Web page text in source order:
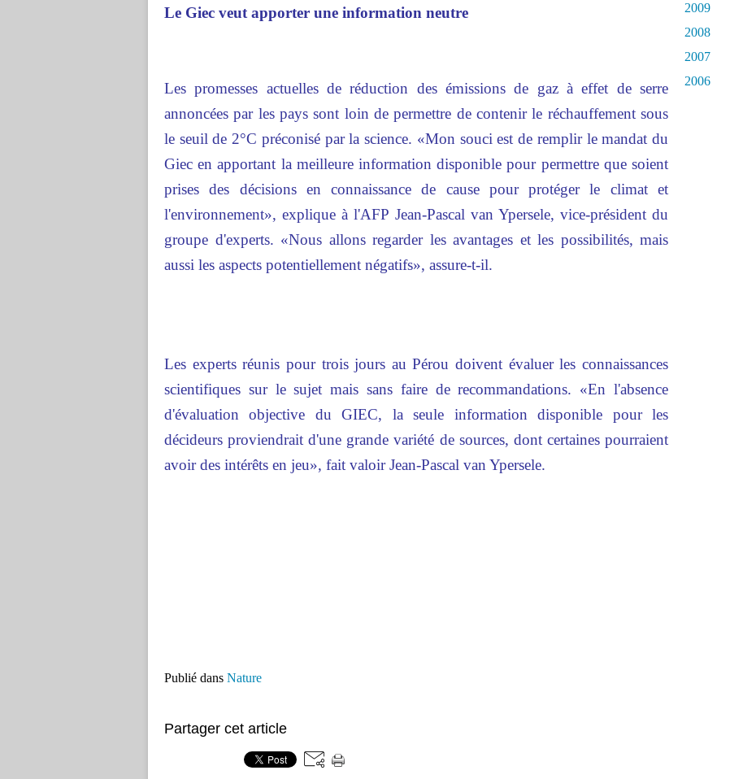
Le Giec veut apporter une information neutre
Les promesses actuelles de réduction des émissions de gaz à effet de serre
annoncées par les pays sont loin de permettre de contenir le réchauffement sous
le seuil de 2°C préconisé par la science. «Mon souci est de remplir le mandat du
Giec en apportant la meilleure information disponible pour permettre que soient
prises des décisions en connaissance de cause pour protéger le climat et
l'environnement», explique à l'AFP Jean-Pascal van Ypersele, vice-président du
groupe d'experts. «Nous allons regarder les avantages et les possibilités, mais
aussi les aspects potentiellement négatifs», assure-t-il.
Les experts réunis pour trois jours au Pérou doivent évaluer les connaissances
scientifiques sur le sujet mais sans faire de recommandations. «En l'absence
d'évaluation objective du GIEC, la seule information disponible pour les
décideurs proviendrait d'une grande variété de sources, dont certaines pourraient
avoir des intérêts en jeu», fait valoir Jean-Pascal van Ypersele.
Publié dans Nature
Partager cet article
2009
2008
2007
2006